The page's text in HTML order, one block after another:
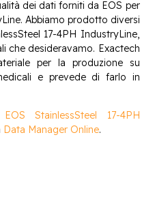
dei dati forniti da EOS per
Abbiamo prodotto diversi
17-4PH IndustryLine,
che desideravamo. Exactech
per la produzione su
e prevede di farlo in
StainlessSteel 17-4PH
Data Manager Online.